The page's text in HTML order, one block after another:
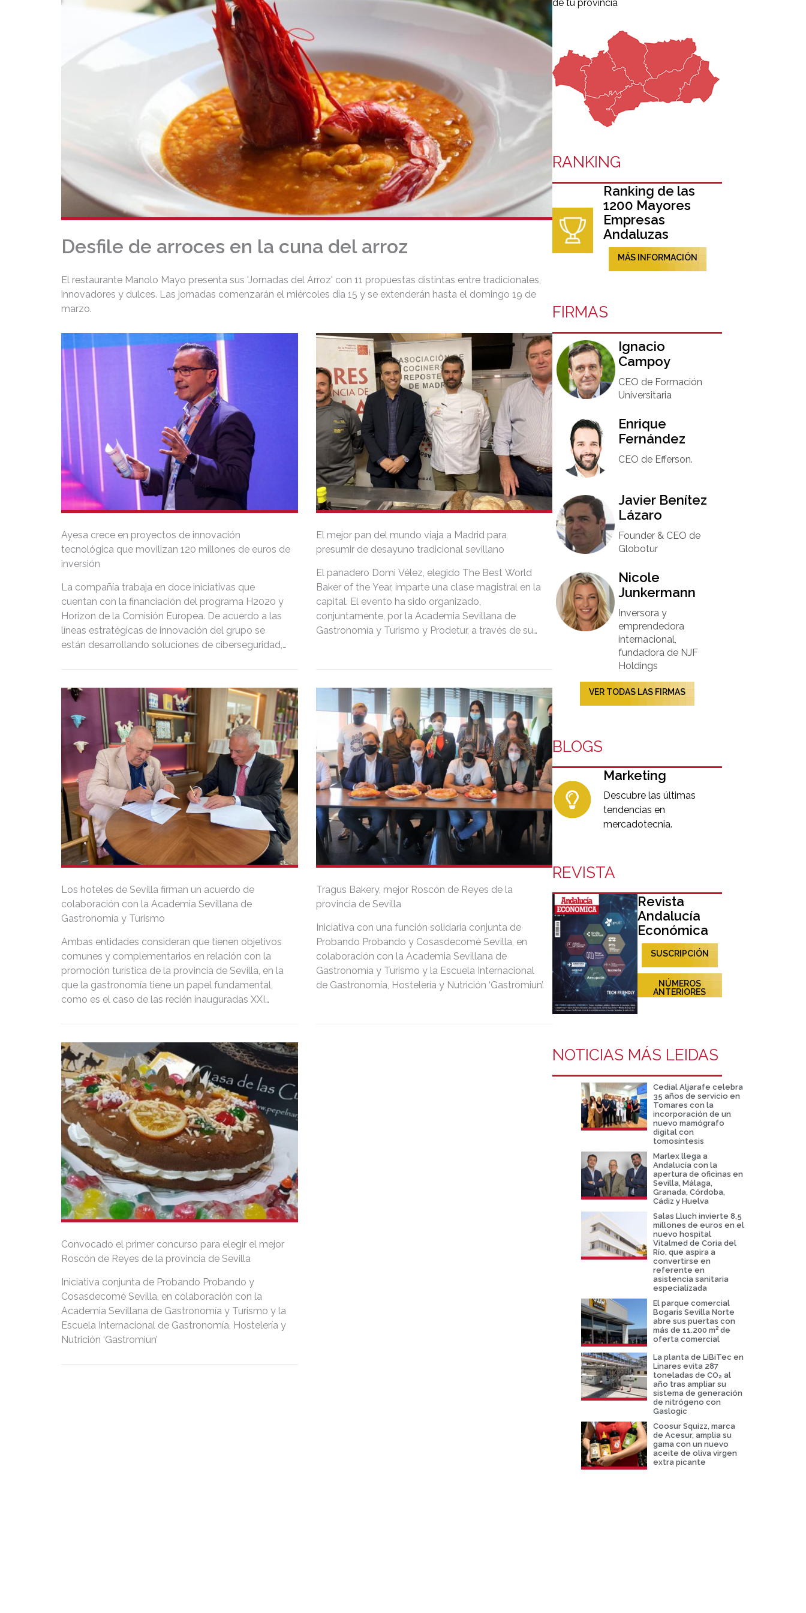
Desfile de arroces en la cuna del arroz
El restaurante Manolo Mayo presenta sus 'Jornadas del Arroz' con 11 propuestas distintas entre tradicionales,
innovadores y dulces. Las jornadas comenzarán el miércoles día 15 y se extenderán hasta el domingo 19 de
marzo.
Ayesa crece en proyectos de innovación
tecnológica que movilizan 120 millones de euros de
inversión
La compañía trabaja en doce iniciativas que
cuentan con la financiación del programa H2020 y
Horizon de la Comisión Europea. De acuerdo a las
líneas estratégicas de innovación del grupo se
están desarrollando soluciones de ciberseguridad,
cuántica, entre otras tecnologías emergentes.
El mejor pan del mundo viaja a Madrid para
presumir de desayuno tradicional sevillano
El panadero Domi Vélez, elegido The Best World
Baker of the Year, imparte una clase magistral en la
capital. El evento ha sido organizado,
conjuntamente, por la Academia Sevillana de
Gastronomía y Turismo y Prodetur, a través de su
Los hoteles de Sevilla firman un acuerdo de
colaboración con la Academia Sevillana de
Gastronomía y Turismo
Ambas entidades consideran que tienen objetivos
comunes y complementarios en relación con la
promoción turística de la provincia de Sevilla, en la
que la gastronomía tiene un papel fundamental,
como es el caso de las recién inauguradas XXI
marcha una primera campaña a propósito de este
acuerdo.
Tragus Bakery, mejor Roscón de Reyes de la
provincia de Sevilla
Iniciativa con una función solidaria conjunta de
Probando Probando y Cosasdecomé Sevilla, en
colaboración con la Academia Sevillana de
Gastronomía y Turismo y la Escuela Internacional
de Gastronomía, Hostelería y Nutrición ‘Gastromiun’.
Convocado el primer concurso para elegir el mejor
Roscón de Reyes de la provincia de Sevilla
Iniciativa conjunta de Probando Probando y
Cosasdecomé Sevilla, en colaboración con la
Academia Sevillana de Gastronomía y Turismo y la
Escuela Internacional de Gastronomía, Hostelería y
Nutrición ‘Gastromiun’
de tu provincia
RANKING
Ranking de las
1200 Mayores
Empresas
Andaluzas
MÁS INFORMACIÓN
FIRMAS
Ignacio
Campoy​
CEO de Formación
Universitaria​
Enrique
Fernández
CEO de Efferson.
Javier Benítez
Lázaro
Founder & CEO de
Globotur​
Nicole
Junkermann​
Inversora y
emprendedora
internacional,
fundadora de NJF
Holdings
VER TODAS LAS FIRMAS
BLOGS
Marketing
Descubre las últimas
tendencias en
mercadotecnia.
REVISTA
Revista
Andalucía
Económica
SUSCRIPCIÓN
NÚMEROS
ANTERIORES
NOTICIAS MÁS LEIDAS
Cedial Aljarafe celebra
35 años de servicio en
Tomares con la
incorporación de un
nuevo mamógrafo
digital con
tomosíntesis
Marlex llega a
Andalucía con la
apertura de oficinas en
Sevilla, Málaga,
Granada, Córdoba,
Cádiz y Huelva
Salas Lluch invierte 8,5
millones de euros en el
nuevo hospital
Vitalmed de Coria del
Río, que aspira a
convertirse en
referente en
asistencia sanitaria
especializada
El parque comercial
Bogaris Sevilla Norte
abre sus puertas con
más de 11.200 m² de
oferta comercial
La planta de LiBiTec en
Linares evita 287
toneladas de CO₂ al
año tras ampliar su
sistema de generación
de nitrógeno con
Gaslogic
Coosur Squizz, marca
de Acesur, amplia su
gama con un nuevo
aceite de oliva virgen
extra picante